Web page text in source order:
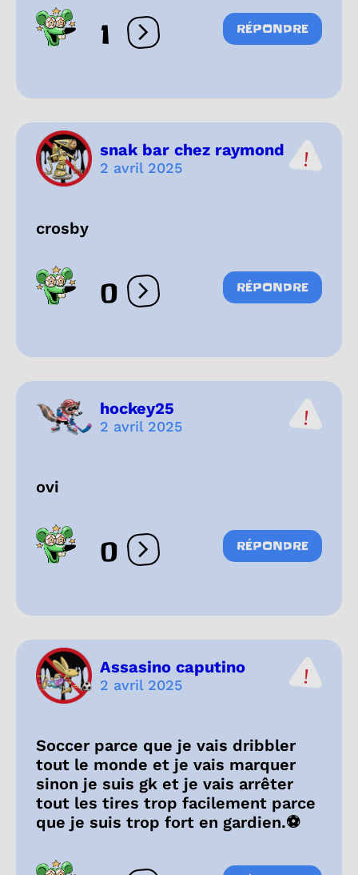
1 Ouvrir les réactions
RÉPONDRE
snak bar chez raymond
2 avril 2025
crosby
0 Ouvrir les réactions
RÉPONDRE
hockey25
2 avril 2025
ovi
0 Ouvrir les réactions
RÉPONDRE
Assasino caputino
2 avril 2025
Soccer parce que je vais dribbler
tout le monde et je vais marquer
sinon je suis gk et je vais arrêter
tout les tires trop facilement parce
que je suis trop fort en gardien.⚽️